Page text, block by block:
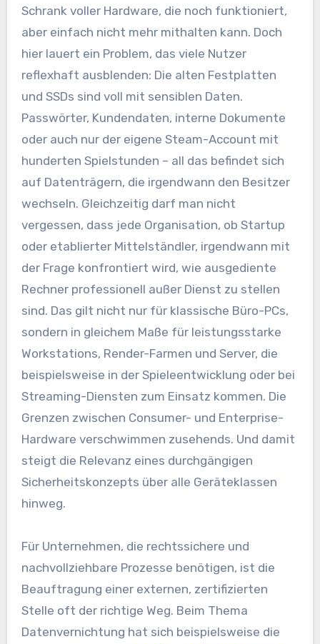
Schrank voller Hardware, die noch funktioniert,
aber einfach nicht mehr mithalten kann. Doch
hier lauert ein Problem, das viele Nutzer
reflexhaft ausblenden: Die alten Festplatten
und SSDs sind voll mit sensiblen Daten.
Passwörter, Kundendaten, interne Dokumente
oder auch nur der eigene Steam-Account mit
hunderten Spielstunden – all das befindet sich
auf Datenträgern, die irgendwann den Besitzer
wechseln. Gleichzeitig darf man nicht
vergessen, dass jede Organisation, ob Startup
oder etablierter Mittelständler, irgendwann mit
der Frage konfrontiert wird, wie ausgediente
Rechner professionell außer Dienst zu stellen
sind. Das gilt nicht nur für klassische Büro-PCs,
sondern in gleichem Maße für leistungsstarke
Workstations, Render-Farmen und Server, die
beispielsweise in der Spieleentwicklung oder bei
Streaming-Diensten zum Einsatz kommen. Die
Grenzen zwischen Consumer- und Enterprise-
Hardware verschwimmen zusehends. Und damit
steigt die Relevanz eines durchgängigen
Sicherheitskonzepts über alle Geräteklassen
hinweg.
Für Unternehmen, die rechtssichere und
nachvollziehbare Prozesse benötigen, ist die
Beauftragung einer externen, zertifizierten
Stelle oft der richtige Weg. Beim Thema
Datenvernichtung hat sich beispielsweise die